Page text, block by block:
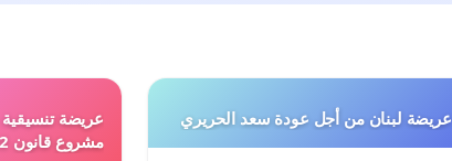
عريضة لبنان من أجل عودة سعد الحريري
عريضة
مشروع قانون 16.22